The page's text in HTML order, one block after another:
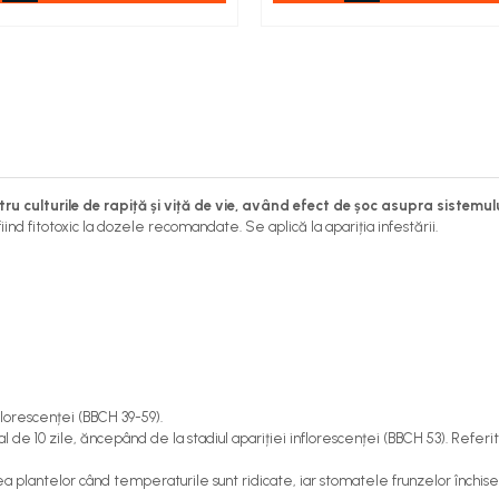
culturile de rapiță și viță de vie, având efect de șoc asupra
fitotoxic la dozele recomandate. Se aplică la apariția infestării.
(BBCH 39-59).
10 zile, ăncepând de la stadiul apariției inflorescenței (BBCH 53).
plantelor când temperaturile sunt ridicate, iar stomatele frunzelor